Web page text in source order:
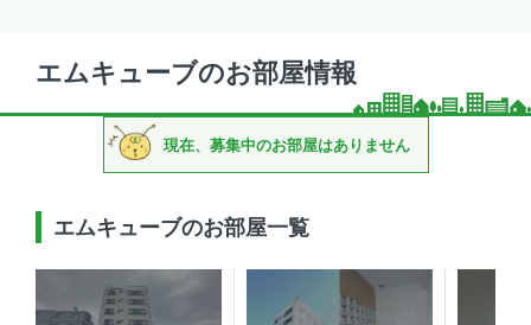
エムキューブのお部屋情報
現在、募集中のお部屋はありません
エムキューブのお部屋一覧